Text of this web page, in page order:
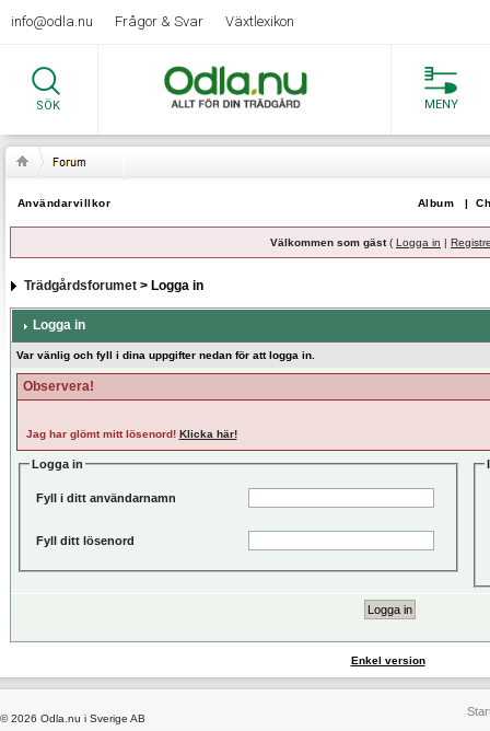
info@odla.nu Frågor & Svar Växtlexikon
SÖK MENY
Användarvillkor Album |
Välkommen som gäst( Logga in |
Trädgårdsforumet> Logga in
Logga in
Var vänlig och fyll i dina uppgifter nedan för att logga in.
Observera!
Jag har glömt mitt lösenord! Klicka här!
Logga in
Fyll i ditt användarnamn
Fyll ditt lösenord
Enkel version
© 2026 Odla.nu i Sverige AB